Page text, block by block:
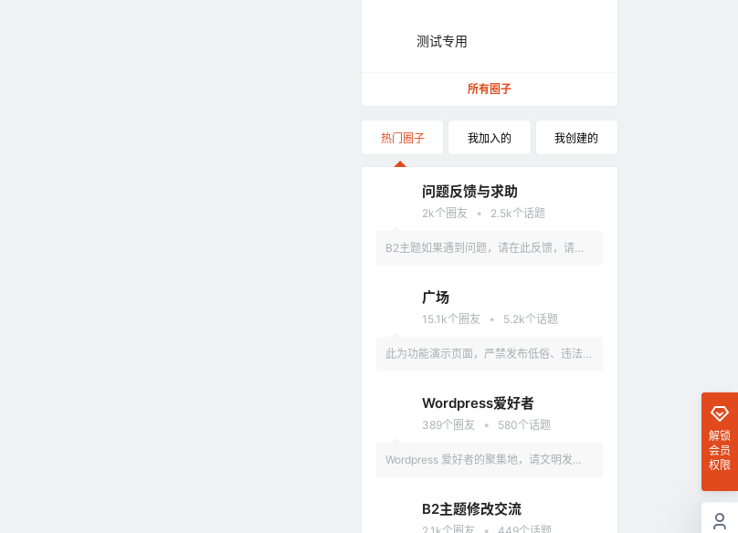
测试专用
所有圈子
热门圈子 我加入的 我创建的
问题反馈与求助
2k个圈友 • 2.5k个话题
B2主题如果遇到问题，请在此反馈，请具
广场
15.1k个圈友 • 5.2k个话题
此为功能演示页面，严禁发布低俗、违法、
Wordpress爱好者
389个圈友 • 580个话题
Wordpress 爱好者的聚集地，请文明发
B2主题修改交流
解锁
会员
权限